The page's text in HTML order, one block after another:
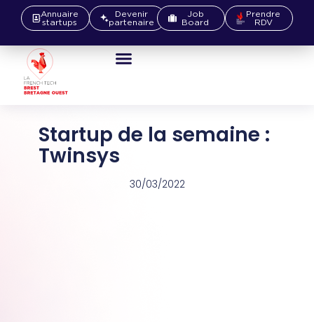
Annuaire
startups
Devenir
partenaire
Job
Board
Prendre
RDV
Startup de la semaine :
Twinsys
30/03/2022